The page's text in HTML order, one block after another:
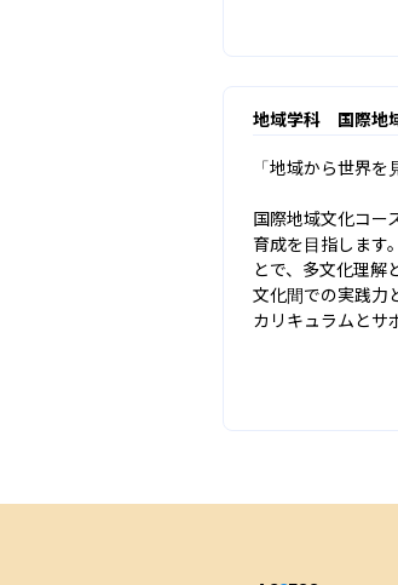
地域学科 国際地
「地域から世界
国際地域文化コー
育成を目指します
とで、多文化理解
文化間での実践力
カリキュラムとサ